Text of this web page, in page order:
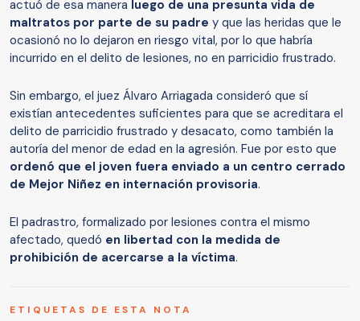
actuó de esa manera luego de una presunta vida de
maltratos por parte de su padre y que las heridas que le
ocasionó no lo dejaron en riesgo vital, por lo que habría
incurrido en el delito de lesiones, no en parricidio frustrado.
Sin embargo, el juez Álvaro Arriagada consideró que sí
existían antecedentes suficientes para que se acreditara el
delito de parricidio frustrado y desacato, como también la
autoría del menor de edad en la agresión. Fue por esto que
ordenó que el joven fuera enviado a un centro cerrado
de Mejor Niñez en internación provisoria.
El padrastro, formalizado por lesiones contra el mismo
afectado, quedó en libertad con la medida de
prohibición de acercarse a la víctima.
ETIQUETAS DE ESTA NOTA